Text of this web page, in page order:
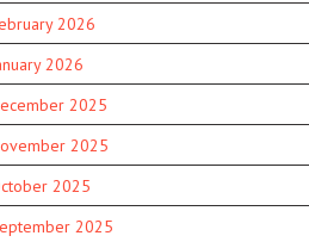
2026
2026
2025
2025
2025
2025